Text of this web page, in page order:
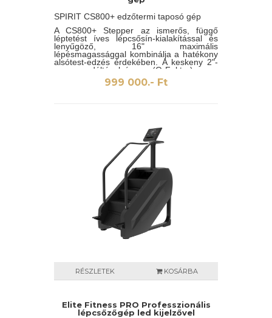
SPIRIT CS800+ edzőtermi taposó gép
A CS800+ Stepper az ismerős, függő
léptetést íves lépcsősín-kialakítással és
lenyűgöző, 16" maximális
lépésmagassággal kombinálja a hatékony
alsótest-edzés érdekében. A keskeny 2"-
os pedáltávolság (Q-Faktor), a
nagyméretű, párnázott pedálok és a
masszív kapaszkodó kialakítása
999 000.- Ft
RÉSZLETEK KOSÁRBA
Elite Fitness PRO Professzionális
lépcsőzőgép led kijelzővel